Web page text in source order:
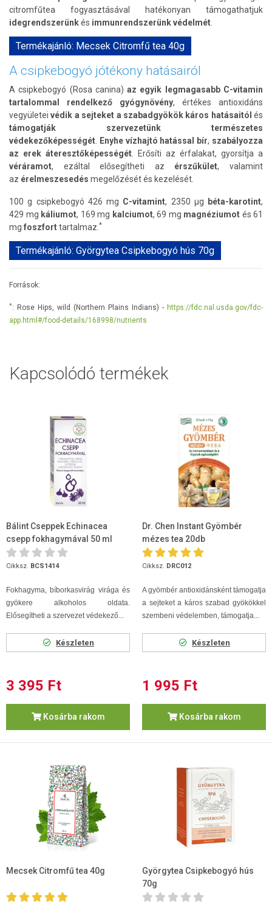
citromfűtea fogyasztásával hatékonyan támogathatjuk
idegrendszerünkés immunrendszerünk védelmét
Termékajánló: Mecsek Citromfű tea 40g
A csipkebogyó jótékony hatásairól
A csipkebogyó (Rosa canina) az egyik legmagasabb C-vitamin
tartalommal rendelkező gyógynövény, értékes antioxidáns
vegyületeivédik a sejteket a szabadgyökök káros hatásaitól és
támogatják szervezetünk természetes
védekezőképességét
Enyhe vízhajtó hatással bír, szabályozza
az erek áteresztőképességét . Erősíti az érfalakat, gyorsítja a
véráramot, ezáltal elősegítheti az érszűkület, valamint
az érelmeszesedés megelőzését és kezelését.
100 g csipkebogyó 426 mg C-vitamint, 2350 µg béta-karotint,
429 mg káliumot, 169 mg kalciumot, 69 mg magnéziumot és 61
mg foszforttartalmaz. *
Termékajánló: Györgytea Csipkebogyó hús 70g
Források:
*: Rose Hips, wild (Northern Plains Indians) - https://fdc.nal.usda.gov/fdc-
app.html#/food-details/168998/nutrients
Kapcsolódó termékek
Bálint Cseppek Echinacea
csepp fokhagymával 50 ml
Cikksz. BCS1414
Fokhagyma, bíborkasvirág virága és
gyökere alkoholos oldata.
Elősegítheti a szervezet védekező...
Készleten
3 395 Ft
Kosárba rakom
Dr. Chen Instant Gyömbér
mézes tea 20db
Cikksz. DRC012
A gyömbér antioxidánsként támogatja
a sejteket a káros szabad gyökökkel
szembeni védelemben, támogatja...
Készleten
1 995 Ft
Kosárba rakom
Mecsek Citromfű tea 40g
Györgytea Csipkebogyó hús
70g